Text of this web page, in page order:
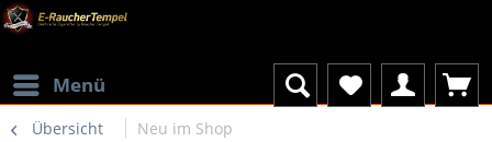
Menü
Übersicht Neu im Shop